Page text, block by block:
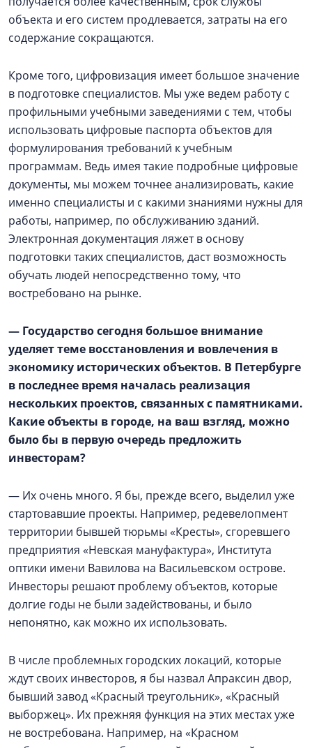
объекта и его систем продлевается, затраты на его
содержание сокращаются.
Кроме того, цифровизация имеет большое значение
в подготовке специалистов. Мы уже ведем работу с
профильными учебными заведениями с тем, чтобы
использовать цифровые паспорта объектов для
формулирования требований к учебным
программам. Ведь имея такие подробные цифровые
документы, мы можем точнее анализировать, какие
именно специалисты и с какими знаниями нужны для
работы, например, по обслуживанию зданий.
Электронная документация ляжет в основу
подготовки таких специалистов, даст возможность
обучать людей непосредственно тому, что
востребовано на рынке.
— Государство сегодня большое внимание
уделяет теме восстановления и вовлечения в
экономику исторических объектов. В Петербурге
в последнее время началась реализация
нескольких проектов, связанных с памятниками.
Какие объекты в городе, на ваш взгляд, можно
было бы в первую очередь предложить
инвесторам?
— Их очень много. Я бы, прежде всего, выделил уже
стартовавшие проекты. Например, редевелопмент
территории бывшей тюрьмы «Кресты», сгоревшего
предприятия «Невская мануфактура», Института
оптики имени Вавилова на Васильевском острове.
Инвесторы решают проблему объектов, которые
долгие годы не были задействованы, и было
непонятно, как можно их использовать.
В числе проблемных городских локаций, которые
ждут своих инвесторов, я бы назвал Апраксин двор,
бывший завод «Красный треугольник», «Красный
выборжец». Их прежняя функция на этих местах уже
не востребована. Например, на «Красном